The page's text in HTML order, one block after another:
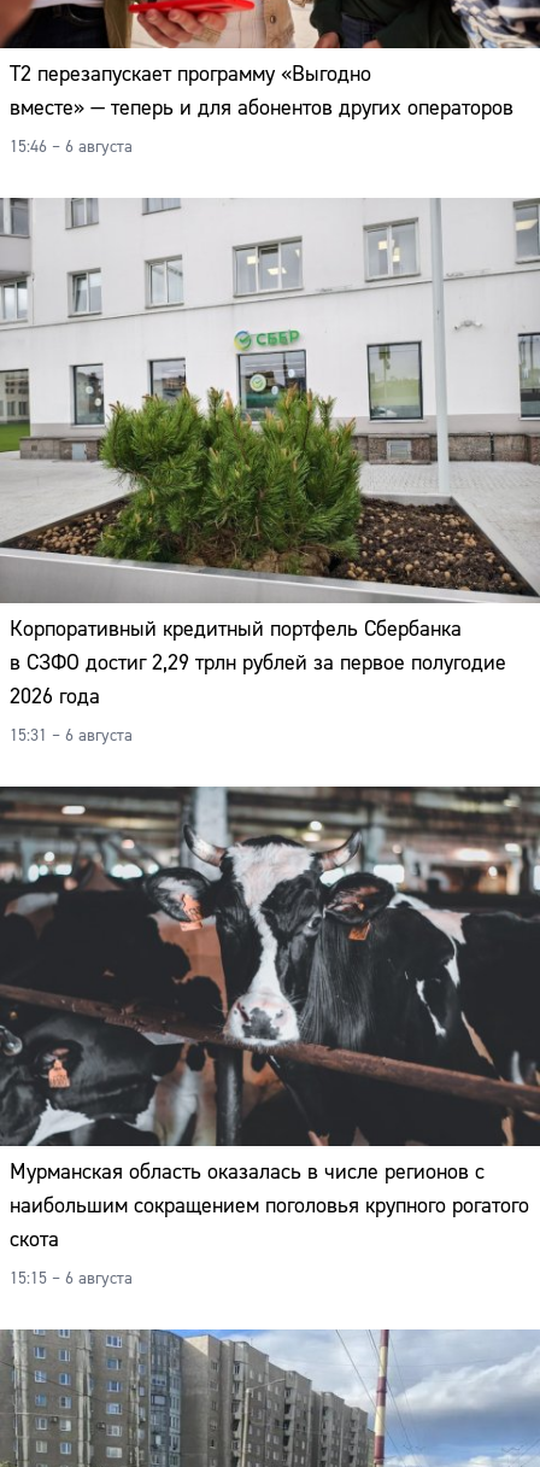
Т2 перезапускает программу «Выгодно
вместе» — теперь и для абонентов других операторов
15:46 – 6 августа
Корпоративный кредитный портфель Сбербанка
в СЗФО достиг 2,29 трлн рублей за первое полугодие
2026 года
15:31 – 6 августа
Мурманская область оказалась в числе регионов с
наибольшим сокращением поголовья крупного рогатого
скота
15:15 – 6 августа